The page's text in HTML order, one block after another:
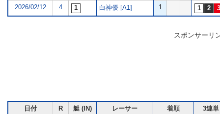
2026/02/12 4 白神優 [A1] 1
スポンサーリ
日付 R 艇 (IN) レーサー 着順
3連単